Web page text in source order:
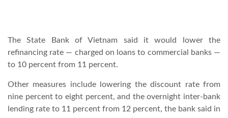
LATIMO.HU
GLOBOBOOK
The State Bank of Vietnam said it would lower the
refinancing rate — charged on loans to commercial banks —
to 10 percent from 11 percent.
Other measures include lowering the discount rate from
nine percent to eight percent, and the overnight inter-bank
lending rate to 11 percent from 12 percent, the bank said in